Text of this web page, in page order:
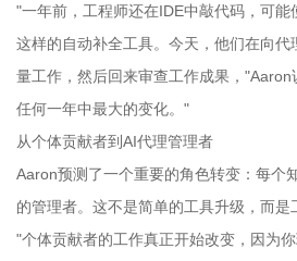
"一年前，工程师还在IDE中敲代码，可
这样的自动补全工具。今天，他们在向代
量工作，然后回来审查工作成果，"Aaron
任何一年中最大的变化。"
从个体贡献者到AI代理管理者
Aaron预测了一个重要的角色转变：每个
的管理者。这不是简单的工具升级，而是
"个体贡献者的工作真正开始改变，因为